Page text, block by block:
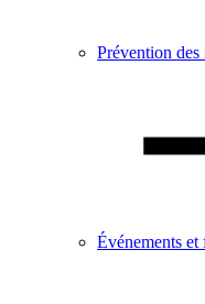
Prévention
Événements et